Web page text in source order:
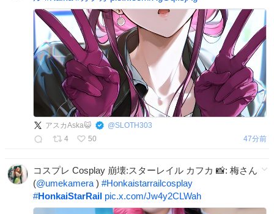
アスカAska😺 @SLOTH303
4
50 47分前
コスプレ Cosplay 崩壊:スターレイル カフカ 📸: 梅さん
(@umekamera ) #Honkaistarrailcosplay
#HonkaiStarRail pic.x.com/Jw4y2CLWah